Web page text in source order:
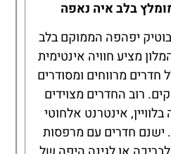
בלב איה נאפה
בוטיק יפהפה הממוקם בלב
מציע חוויה אינטימית
חדרים מרווחים ומסודרים
רוב החדרים מצוידים
בלוויין, אינטרנט אלחוטי
ישנם חדרים עם מרפסות